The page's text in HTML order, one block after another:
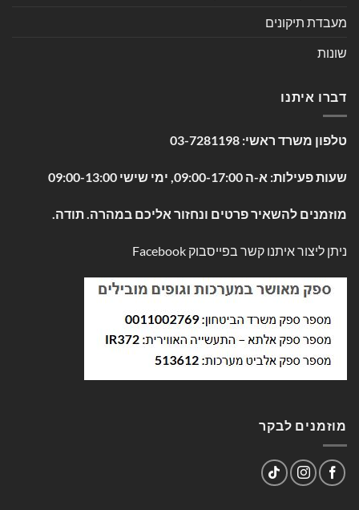
מעבדת תיקונים
שונות
דברו איתנו
טלפון משרד ראשי: 03-7281198
שעות פעילות: א-ה 09:00-17:00, ימי שישי 09:00-13:00
מוזמנים להשאיר פרטים ונחזור אליכם במהרה. תודה.
ניתן ליצור איתנו קשר בפייסבוק Facebook
מוזמנים לבקר